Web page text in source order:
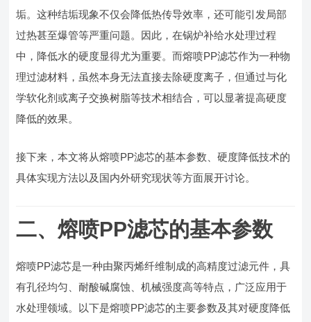
垢。这种结垢现象不仅会降低热传导效率，还可能引发局部
过热甚至爆管等严重问题。因此，在锅炉补给水处理过程
中，降低水的硬度显得尤为重要。而熔喷PP滤芯作为一种物
理过滤材料，虽然本身无法直接去除硬度离子，但通过与化
学软化剂或离子交换树脂等技术相结合，可以显著提高硬度
降低的效果。
接下来，本文将从熔喷PP滤芯的基本参数、硬度降低技术的
具体实现方法以及国内外研究现状等方面展开讨论。
二、熔喷PP滤芯的基本参数
熔喷PP滤芯是一种由聚丙烯纤维制成的高精度过滤元件，具
有孔径均匀、耐酸碱腐蚀、机械强度高等特点，广泛应用于
水处理领域。以下是熔喷PP滤芯的主要参数及其对硬度降低